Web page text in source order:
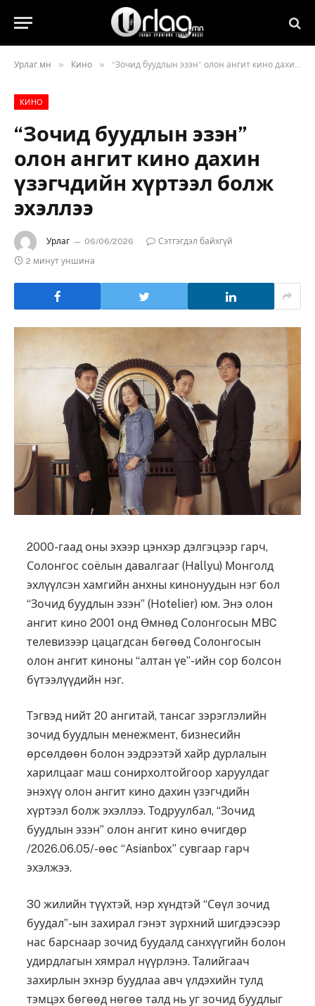
Урлаг.мн » Кино » “Зочид буудлын эзэн” олон ангит кино дахин үзэгчдийн хүртээл болж эхэллээ
КИНО
“Зочид буудлын эзэн”
олон ангит кино дахин
үзэгчдийн хүртээл болж
эхэллээ
Урлаг 06/06/2026
Сэтгэгдэл байхгүй
2 минут уншина
2000-гаад оны эхээр цэнхэр дэлгэцээр гарч,
Солонгос соёлын давалгааг (Hallyu) Монголд
эхлүүлсэн хамгийн анхны кинонуудын нэг бол
“Зочид буудлын эзэн” (Hotelier) юм. Энэ олон
ангит кино 2001 онд Өмнөд Солонгосын MBC
телевизээр цацагдсан бөгөөд Солонгосын
олон ангит киноны “алтан үе”-ийн сор болсон
бүтээлүүдийн нэг.
Тэгвэд нийт 20 ангитай, тансаг зэрэглэлийн
зочид буудлын менежмент, бизнесийн
өрсөлдөөн болон ээдрээтэй хайр дурлалын
харилцааг маш сонирхолтойгоор харуулдаг
энэхүү олон ангит кино дахин үзэгчдийн
хүртээл болж эхэллээ. Тодруулбал, “Зочид
буудлын эзэн” олон ангит кино өчигдөр
/2026.06.05/-өөс “Asianbox” сувгаар гарч
эхэлжээ.
30 жилийн түүхтэй, нэр хүндтэй “Сөүл зочид
буудал”-ын захирал гэнэт зүрхний шигдээсээр
нас барснаар зочид буудалд санхүүгийн болон
удирдлагын хямрал нүүрлэнэ. Талийгаач
захирлын эхнэр буудлаа авч үлдэхийн тулд
тэмцэх бөгөөд нөгөө талд нь уг зочид буудлыг